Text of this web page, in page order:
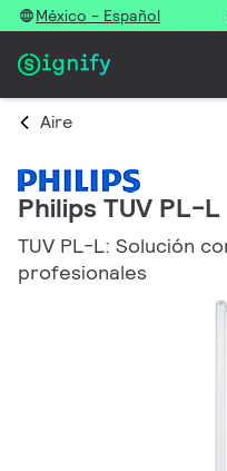
México - Español
Aire
Philips TUV PL-L
TUV PL-L: Solución
profesionales